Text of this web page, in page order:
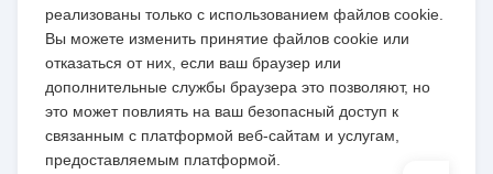
реализованы только с использованием файлов cookie.
Вы можете изменить принятие файлов cookie или
отказаться от них, если ваш браузер или
дополнительные службы браузера это позволяют, но
это может повлиять на ваш безопасный доступ к
связанным с платформой веб-сайтам и услугам,
предоставляемым платформой.